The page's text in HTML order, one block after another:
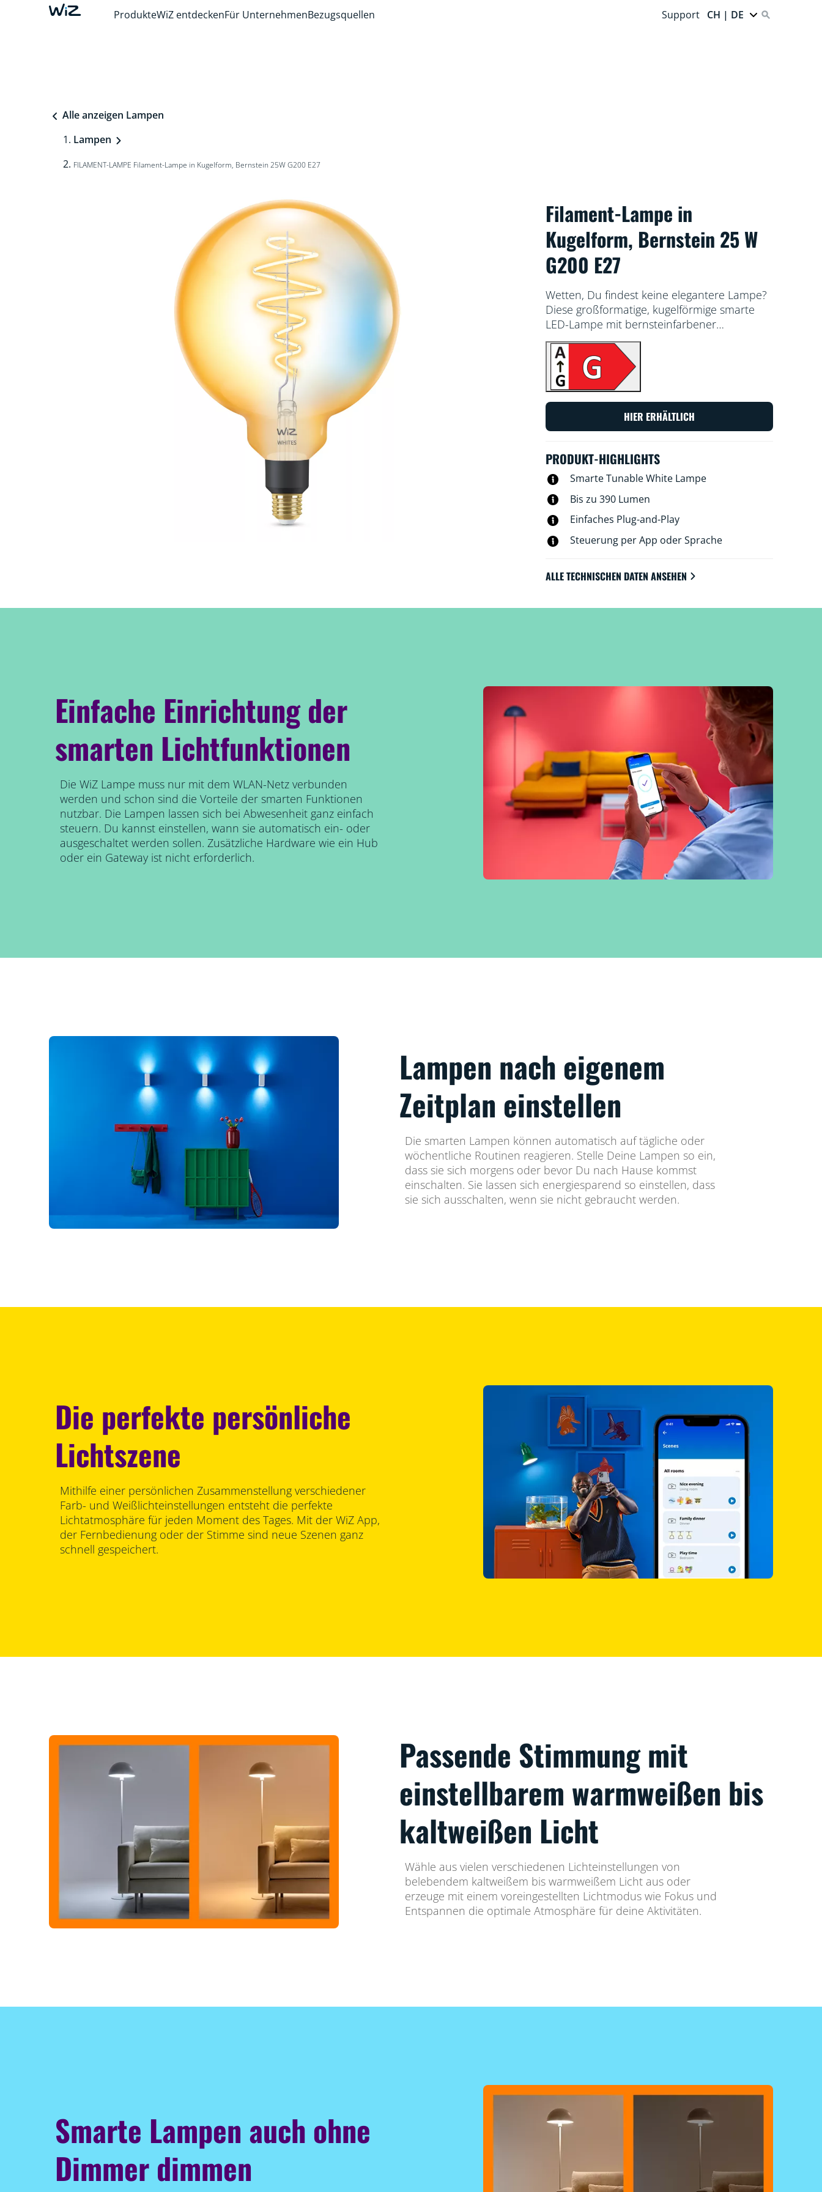
ProdukteWiZ entdeckenFür UnternehmenBezugsquellen Support CH | DE
Alle anzeigen Lampen
Lampen
FILAMENT-LAMPE Filament-Lampe in Kugelform, Bernstein 25W G200 E27
Filament-Lampe in
Kugelform, Bernstein 25 W
G200 E27
Wetten, Du findest keine elegantere Lampe?
Diese großformatige, kugelförmige smarte
LED-Lampe mit bernsteinfarbener
Beschichtung verleiht Deinen dekorativen
Leuchten oder überall dort, wo Du es stilvoll
haben möchtest, eine eindrucksvolle
Vintage-Atmosphäre. Hunderte
zur Wahl. Außerdem kannst Du mit der
automatischen Anpassung Deinen sich
Stimmungen nachgehen. Alles ist über WLAN
mit der WiZ App, der WiZ Fernbedienung
oder Deiner Stimme steuerbar.
HIER ERHÄLTLICH
PRODUKT-HIGHLIGHTS
Smarte Tunable White Lampe
Bis zu 390 Lumen
Einfaches Plug-and-Play
Steuerung per App oder Sprache
ALLE TECHNISCHEN DATEN ANSEHEN
Einfache Einrichtung der
smarten Lichtfunktionen
Die WiZ Lampe muss nur mit dem WLAN-Netz verbunden
werden und schon sind die Vorteile der smarten Funktionen
nutzbar. Die Lampen lassen sich bei Abwesenheit ganz einfach
steuern. Du kannst einstellen, wann sie automatisch ein- oder
ausgeschaltet werden sollen. Zusätzliche Hardware wie ein Hub
oder ein Gateway ist nicht erforderlich.
Lampen nach eigenem
Zeitplan einstellen
Die smarten Lampen können automatisch auf tägliche oder
wöchentliche Routinen reagieren. Stelle Deine Lampen so ein,
dass sie sich morgens oder bevor Du nach Hause kommst
einschalten. Sie lassen sich energiesparend so einstellen, dass
sie sich ausschalten, wenn sie nicht gebraucht werden.
Die perfekte persönliche
Lichtszene
Mithilfe einer persönlichen Zusammenstellung verschiedener
Farb- und Weißlichteinstellungen entsteht die perfekte
Lichtatmosphäre für jeden Moment des Tages. Mit der WiZ App,
der Fernbedienung oder der Stimme sind neue Szenen ganz
schnell gespeichert.
Passende Stimmung mit
einstellbarem warmweißen bis
kaltweißen Licht
Wähle aus vielen verschiedenen Lichteinstellungen von
belebendem kaltweißem bis warmweißem Licht aus oder
erzeuge mit einem voreingestellten Lichtmodus wie Fokus und
Entspannen die optimale Atmosphäre für deine Aktivitäten.
Smarte Lampen auch ohne
Dimmer dimmen